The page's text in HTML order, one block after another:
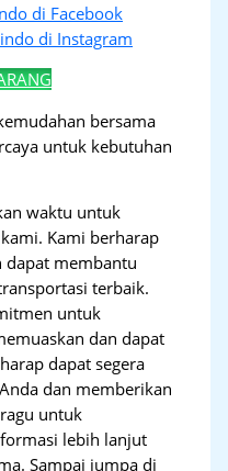
di Facebook
di Instagram
bersama
untuk kebutuhan
waktu untuk
Kami berharap
dapat membantu
terbaik.
untuk
dan dapat
dapat segera
dan memberikan
untuk
lebih lanjut
Sampai jumpa di